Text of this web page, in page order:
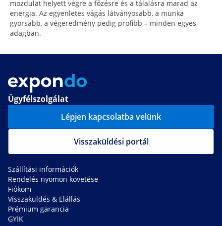
mozdulat helyett végre a főzésre és a tálalásra marad az
energia. Az egyenletes vágás látványosabb, a munka
gyorsabb, a végeredmény pedig profibb – minden egyes
adagban.
Ügyfélszolgálat
Lépjen kapcsolatba velünk
Visszaküldési portál
Szállítási információk
Rendelés nyomon követése
Fiókom
Visszaküldés & Elállás
Prémium garancia
GYIK